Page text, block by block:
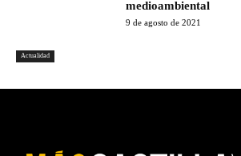
Actualidad
medioambiental
9 de agosto de 2021